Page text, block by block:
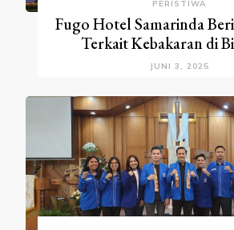
PERISTIWA
Fugo Hotel Samarinda
Terkait Kebakaran di
JUNI 3, 2025